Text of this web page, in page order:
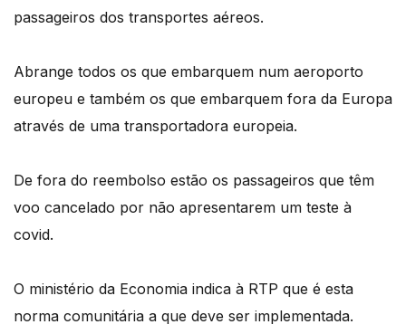
passageiros dos transportes aéreos.
Abrange todos os que embarquem num aeroporto
europeu e também os que embarquem fora da Europa
através de uma transportadora europeia.
De fora do reembolso estão os passageiros que têm
voo cancelado por não apresentarem um teste à
covid.
O ministério da Economia indica à RTP que é esta
norma comunitária a que deve ser implementada.